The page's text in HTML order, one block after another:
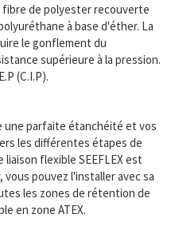
de polyester recouverte
à base d'éther. La
le gonflement du
supérieure à la pression.
(C.I.P).
une parfaite étanchéité et vos
les différentes étapes de
flexible SEEFLEX est
pouvez l'installer avec sa
les zones de rétention de
en zone ATEX.